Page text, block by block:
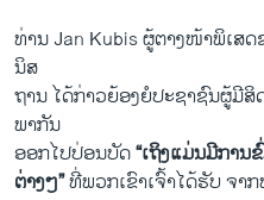
ທ່ານ Jan Kubis ຜູ້ຕາງໜ້າ​ພິ​ເສ
ນິສ
ຖານ ​ໄດ້​ກ່າວ​ຍ້ອງຍໍ​ປະຊາຊົນ​ຜູ້​ມີ​
ພາກັນ​
ອອກ​ໄປ​ປ່ອນ​ບັດ“ເຖິງ​ແມ່ນ​ມີ​ກາ
ຕ່າງໆ”ທີ່​ພວກ​ເຂົາ​ເຈົ້າ​ໄດ້​ຮັບ​ ​ຈາ